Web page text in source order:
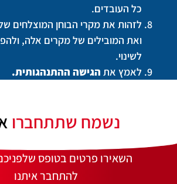
כל העובדים.
לזהות את מקרי הבוחן המוצלחים
ואת המובילים של מקרים אלה,
לשינוי.
לאמץ את הגישה ההתנהגותית.
נשמח שתתחברו
השאירו פרטים בטופס
להתחבר איתנו